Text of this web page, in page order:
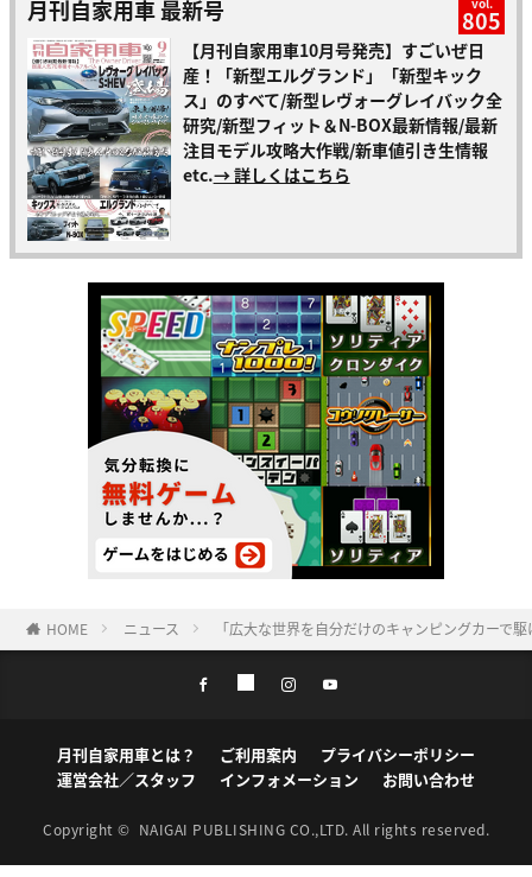
月刊自家用車 最新号 805
【月刊自家用車10月号発売】すごいぜ日
産！「新型エルグランド」「新型キック
ス」のすべて/新型レヴォーグレイバック全
研究/新型フィット＆N-BOX最新情報/最新
注目モデル攻略大作戦/新車値引き生情報
etc.→ 詳しくはこちら
HOME ニュース 「広大な世界を自分だけのキャンピングカーで
月刊自家用車とは？ ご利用案内
プライバシーポリシー
運営会社／スタッフ
インフォメーション お問い合わせ
Copyright © NAIGAI PUBLISHING CO.,LTD. All rights reserved.